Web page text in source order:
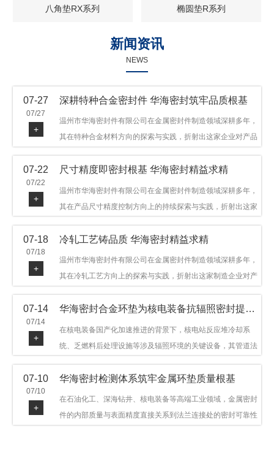
八角垫RX系列 椭圆垫R系列
新闻资讯
NEWS
07-27
07/27
+
深耕特种合金密封件 华海密封筑牢品质根基
温州市华海密封件有限公司在金属密封件制造领域深耕多年，
其在特种合金材料方向的探索与实践，折射出这家企业对产品
品，可提供多种材质方案，在石油机械、管道法兰、采油树、
07-22
07/22
+
尺寸精度即密封根基 华海密封精益求精
温州市华海密封件有限公司在金属密封件制造领域深耕多年，
其在产品尺寸精度控制方向上的持续探索与实践，折射出这家
产品，广泛应用于石油机械、管道法兰、采油树、井口装置等
领域。本文从尺寸精度的技术内涵及企业工艺积累等角度，呈
现华海密封在该领域的务实探索与稳步发展。
07-18
07/18
+
冷轧工艺铸品质 华海密封精益求精
温州市华海密封件有限公司在金属密封件制造领域深耕多年，
其在冷轧工艺方向上的探索与实践，折射出这家制造企业对产
品，广泛应用于石油机械、管道法兰、采油树、井口装置等领
步发展。
07-14
07/14
+
华海密封合金环垫为核电装备抗辐照密封提供可靠保障
在核电装备国产化加速推进的背景下，核电站反应堆冷却系
统、乏燃料后处理设施等涉及辐照环境的关键设备，其管道法
定与密封可靠。温州市华海密封件科技有限公司深耕金属密封
领域二十余年，依托八角垫、椭圆垫及RX/BX系列高压环垫等
全系列产品，以特种合金材质体系，为核电装备抗辐照密封提
供针对性配套方案。
07-10
07/10
+
华海密封检测体系筑牢金属环垫质量根基
在石油化工、深海钻井、核电装备等高端工业领域，金属密封
件的内部质量与表面精度直接关系到法兰连接处的密封可靠性